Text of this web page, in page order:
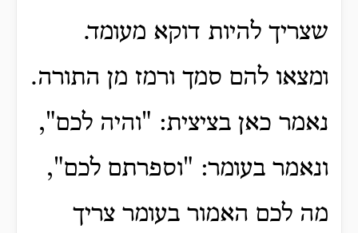
שצריך להיות דוקא מעומד.
ומצאו להם סמך ורמז מן התורה.
נאמר כאן בציצית: "והיה לכם",
ונאמר בעומר: "וספרתם לכם",
מה לכם האמור בעומר צריך